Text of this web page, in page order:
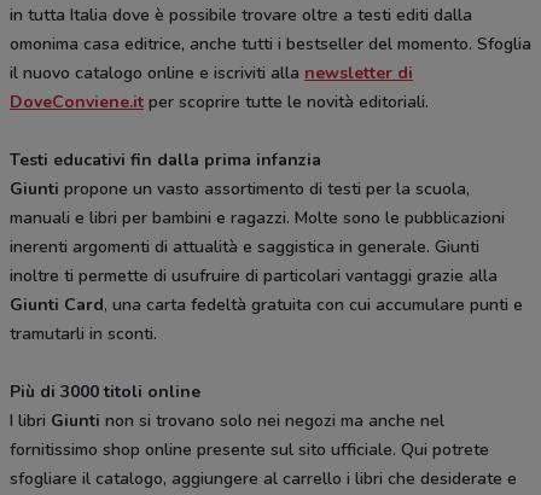
in tutta Italia dove è possibile trovare oltre a testi editi dalla
omonima casa editrice, anche tutti i bestseller del momento. Sfoglia
il nuovo catalogo online e iscriviti alla newsletter di
DoveConviene.it per scoprire tutte le novità editoriali.
Testi educativi fin dalla prima infanzia
Giunti propone un vasto assortimento di testi per la scuola,
manuali e libri per bambini e ragazzi. Molte sono le pubblicazioni
inerenti argomenti di attualità e saggistica in generale. Giunti
inoltre ti permette di usufruire di particolari vantaggi grazie alla
Giunti Card, una carta fedeltà gratuita con cui accumulare punti e
tramutarli in sconti.
Più di 3000 titoli online
I libri Giunti non si trovano solo nei negozi ma anche nel
fornitissimo shop online presente sul sito ufficiale. Qui potrete
sfogliare il catalogo, aggiungere al carrello i libri che desiderate e